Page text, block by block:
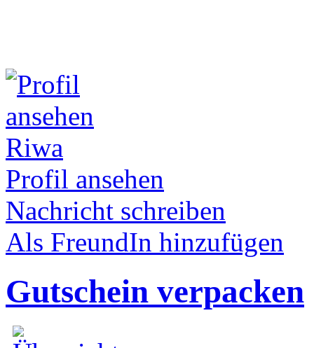
Riwa
Profil ansehen
Nachricht schreiben
Als FreundIn hinzufügen
Gutschein verpacken